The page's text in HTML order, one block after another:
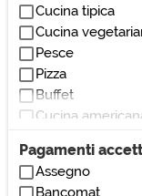
Cucina tipica
Cucina
Pesce
Pizza
Buffet
Cucina
Cucina
Cucina indiana
Pagamenti
Assegno